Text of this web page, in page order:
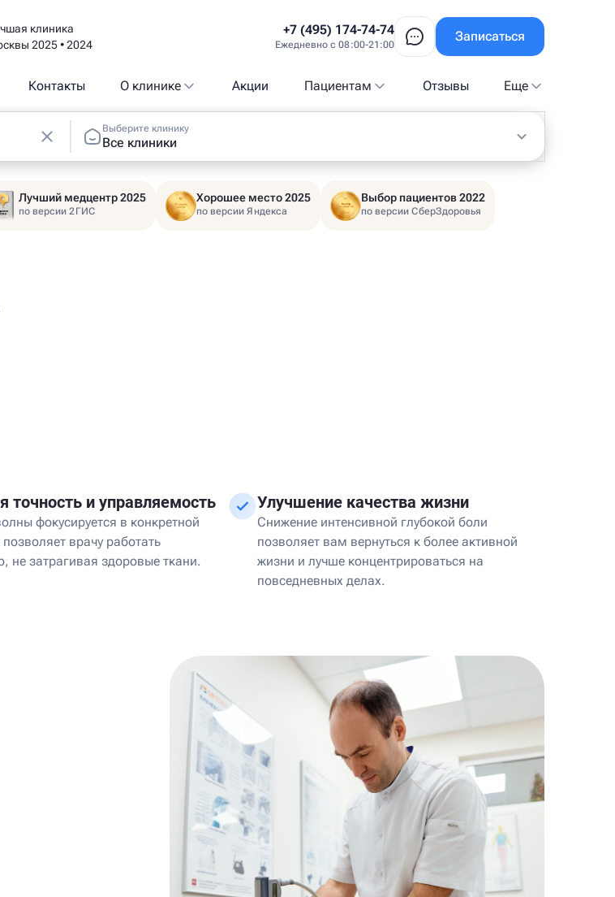
клиника
2025 • 2024
+7 (495) 174-74-74
Ежедневно с 08:00-21:00
Записаться
Контакты О клинике Акции Пациентам Отзывы Еще
Выберите клинику
Все клиники
Лучший медцентр 2025
по версии 2ГИС
Хорошее место 2025
по версии Яндекса
Выбор пациентов 2022
по версии СберЗдоровья
точность и управляемость
фокусируется в конкретной
позволяет врачу работать
не затрагивая здоровые ткани.
Улучшение качества жизни
Снижение интенсивной глубокой боли
позволяет вам вернуться к более активной
жизни и лучше концентрироваться на
повседневных делах.